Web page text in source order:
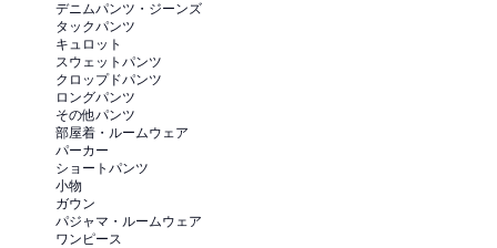
デニムパンツ・ジーンズ
タックパンツ
キュロット
スウェットパンツ
クロップドパンツ
ロングパンツ
その他パンツ
部屋着・ルームウェア
パーカー
ショートパンツ
小物
ガウン
パジャマ・ルームウェア
ワンピース